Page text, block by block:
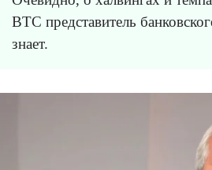
BTC представитель
знает.